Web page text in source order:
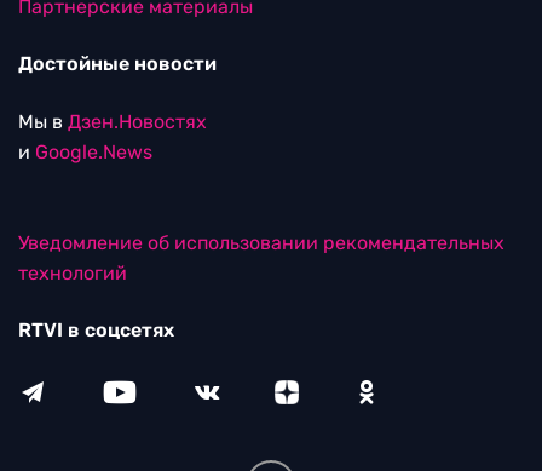
Партнерские материалы
Достойные новости
Мы в Дзен.Новостях
и Google.News
Уведомление об использовании рекомендательных
технологий
RTVI в соцсетях